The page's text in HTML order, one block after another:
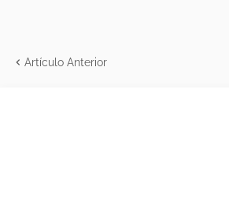
Artículo Anterior